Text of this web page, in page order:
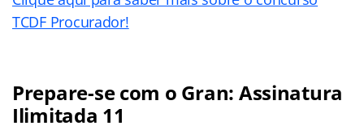
TCDF Procurador!
Prepare-se com o Gran: Assinatura
Ilimitada 11